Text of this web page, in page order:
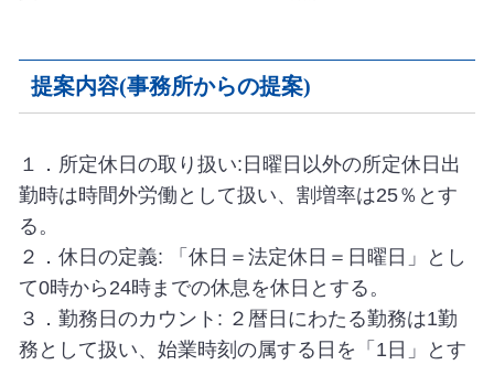
提案内容(事務所からの提案)
１．所定休日の取り扱い:日曜日以外の所定休日出
勤時は時間外労働として扱い、割増率は25％とす
る。
２．休日の定義: 「休日＝法定休日＝日曜日」とし
て0時から24時までの休息を休日とする。
３．勤務日のカウント: ２暦日にわたる勤務は1勤
務として扱い、始業時刻の属する日を「1日」とす